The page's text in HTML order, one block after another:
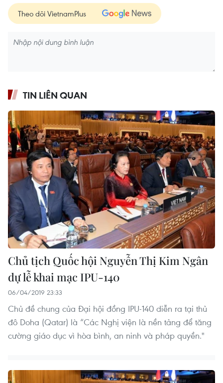
Theo dõi VietnamPlus
TIN LIÊN QUAN
Chủ tịch Quốc hội Nguyễn Thị Kim Ngân
dự lễ khai mạc IPU-140
06/04/2019 23:33
Chủ đề chung của Đại hội đồng IPU-140 diễn ra tại thủ
đô Doha (Qatar) là “Các Nghị viện là nền tảng để tăng
cường giáo dục vì hòa bình, an ninh và pháp quyền."